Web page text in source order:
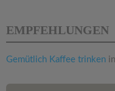
EMPFEHLUNGEN
Gemütlich Kaffee trinken